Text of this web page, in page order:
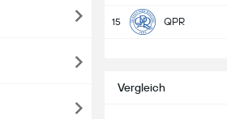
15 QPR
Vergleich